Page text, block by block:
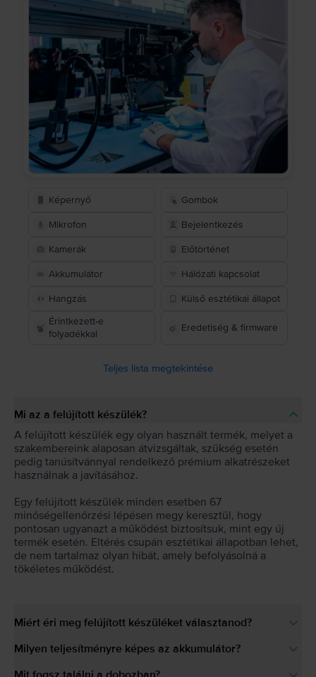
Képernyő Gombok
Mikrofon Bejelentkezés
Kamerák Előtörténet
Akkumulátor Hálózati kapcsolat
Hangzás
Külső esztétikai állapot
Érintkezett-e
folyadékkal
Eredetiség & firmware
Teljes lista megtekintése
Mi az a felújított készülék?
A felújított készülék egy olyan használt termék, melyet a
szakembereink alaposan átvizsgáltak, szükség esetén
pedig tanúsítvánnyal rendelkező prémium alkatrészeket
használnak a javításához.
Egy felújított készülék minden esetben 67
minőségellenőrzési lépésen megy keresztül, hogy
pontosan ugyanazt a működést biztosítsuk, mint egy új
termék esetén. Eltérés csupán esztétikai állapotban lehet,
de nem tartalmaz olyan hibát, amely befolyásolná a
tökéletes működést.
Miért éri meg felújított készüléket választanod?
Milyen teljesítményre képes az akkumulátor?